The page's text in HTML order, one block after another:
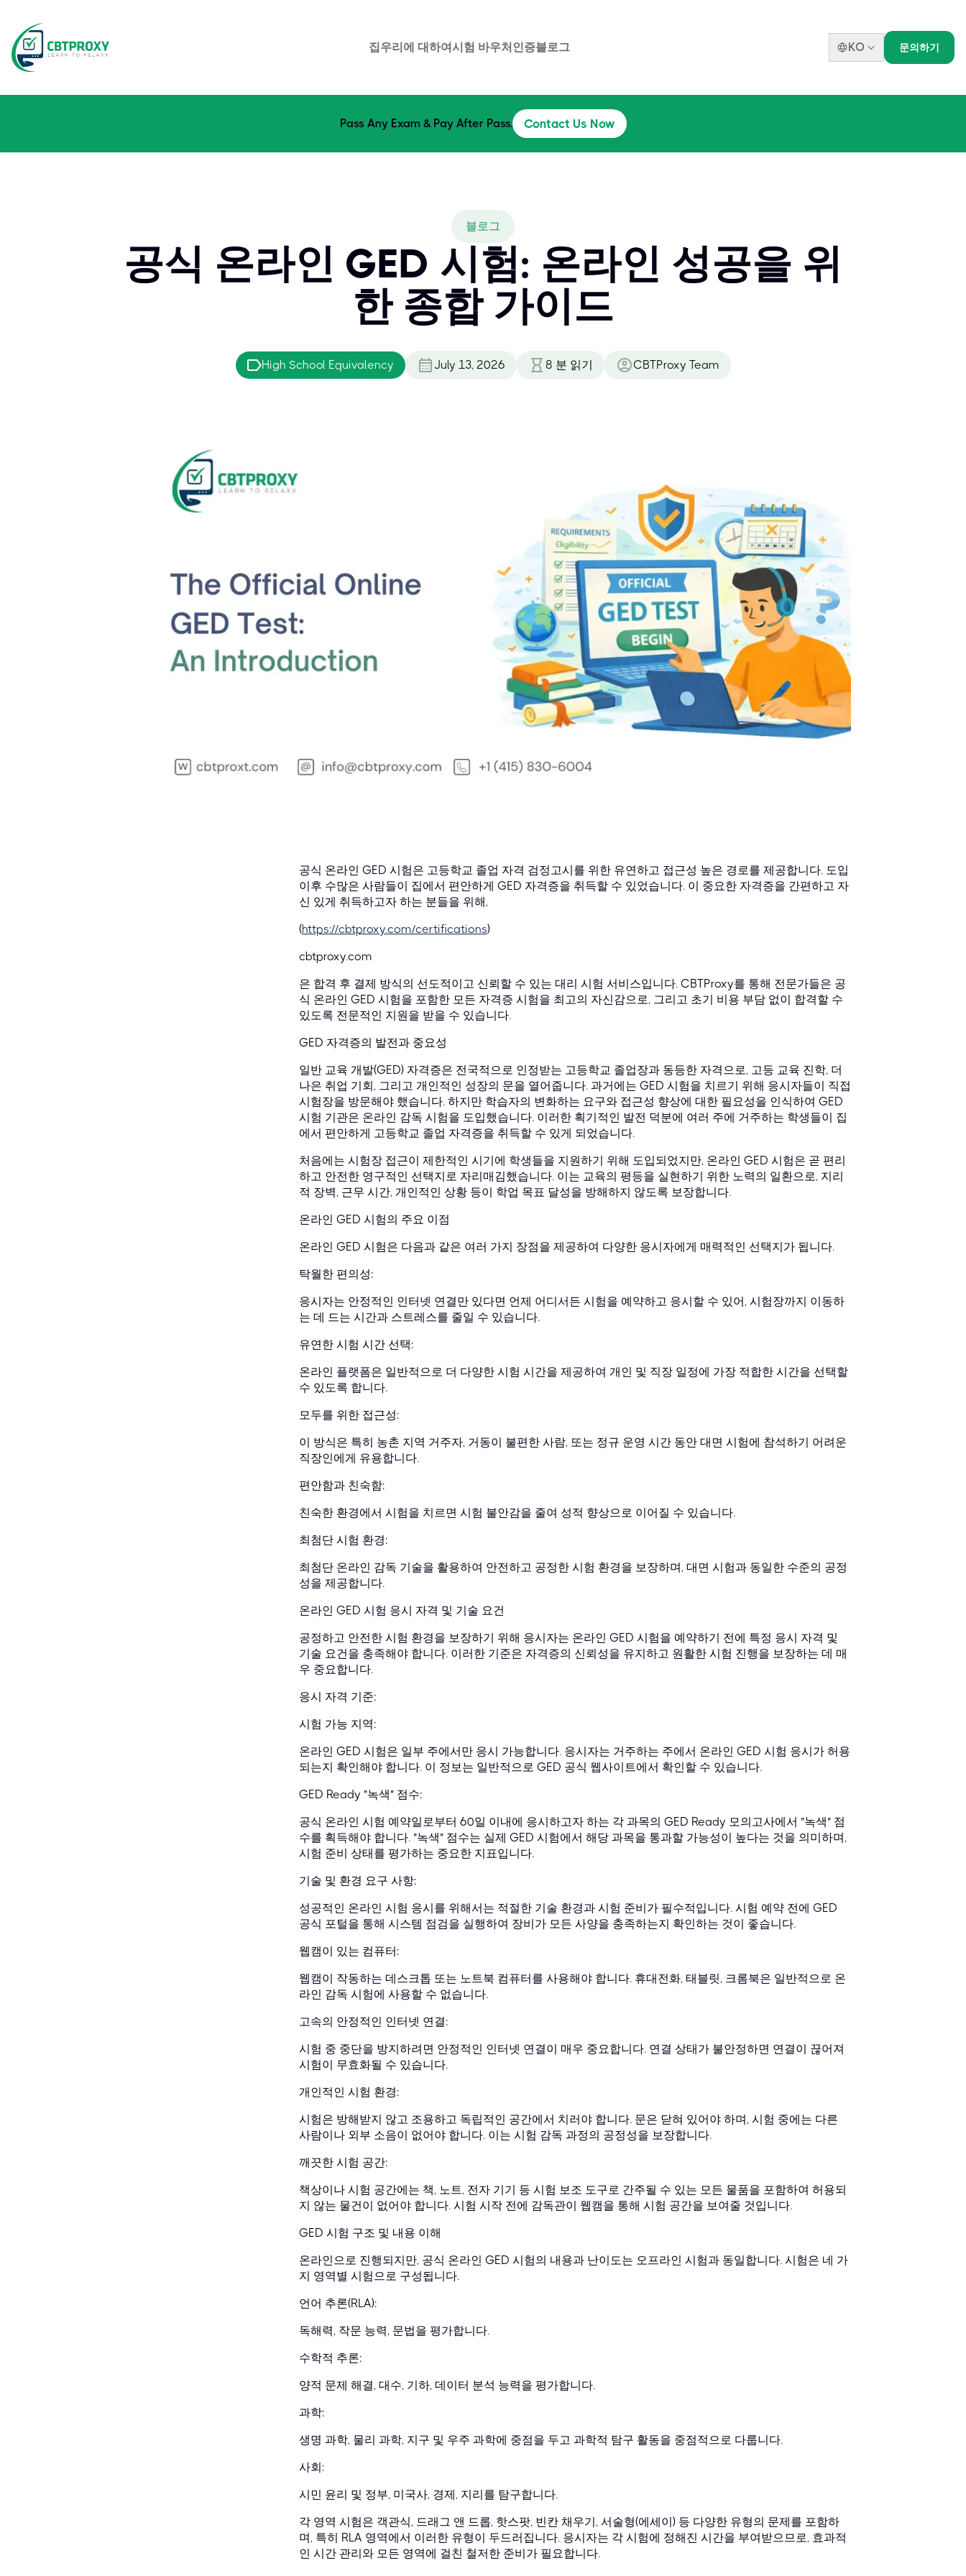
집우리에 대하여시험 바우처 인증블로그 KO 문의하기
Pass Any Exam & Pay After Pass. Contact Us Now
블로그
공식 온라인 GED 시험: 온라인 성공을 위
한 종합 가이드
High School Equivalency July 13, 2026 8 분 읽기 CBTProxy Team
공식 온라인 GED 시험은 고등학교 졸업 자격 검정고시를 위한 유연하고 접근성 높은 경로를 제공합니다. 도입
이후 수많은 사람들이 집에서 편안하게 GED 자격증을 취득할 수 있었습니다. 이 중요한 자격증을 간편하고 자
신 있게 취득하고자 하는 분들을 위해,
(https://cbtproxy.com/certifications)
cbtproxy.com
은 합격 후 결제 방식의 선도적이고 신뢰할 수 있는 대리 시험 서비스입니다. CBTProxy를 통해 전문가들은 공
식 온라인 GED 시험을 포함한 모든 자격증 시험을 최고의 자신감으로, 그리고 초기 비용 부담 없이 합격할 수
있도록 전문적인 지원을 받을 수 있습니다.
GED 자격증의 발전과 중요성
일반 교육 개발(GED) 자격증은 전국적으로 인정받는 고등학교 졸업장과 동등한 자격으로, 고등 교육 진학, 더
나은 취업 기회, 그리고 개인적인 성장의 문을 열어줍니다. 과거에는 GED 시험을 치르기 위해 응시자들이 직접
시험장을 방문해야 했습니다. 하지만 학습자의 변화하는 요구와 접근성 향상에 대한 필요성을 인식하여 GED
시험 기관은 온라인 감독 시험을 도입했습니다. 이러한 획기적인 발전 덕분에 여러 주에 거주하는 학생들이 집
에서 편안하게 고등학교 졸업 자격증을 취득할 수 있게 되었습니다.
처음에는 시험장 접근이 제한적인 시기에 학생들을 지원하기 위해 도입되었지만, 온라인 GED 시험은 곧 편리
하고 안전한 영구적인 선택지로 자리매김했습니다. 이는 교육의 평등을 실현하기 위한 노력의 일환으로, 지리
적 장벽, 근무 시간, 개인적인 상황 등이 학업 목표 달성을 방해하지 않도록 보장합니다.
온라인 GED 시험의 주요 이점
온라인 GED 시험은 다음과 같은 여러 가지 장점을 제공하여 다양한 응시자에게 매력적인 선택지가 됩니다.
탁월한 편의성:
응시자는 안정적인 인터넷 연결만 있다면 언제 어디서든 시험을 예약하고 응시할 수 있어, 시험장까지 이동하
는 데 드는 시간과 스트레스를 줄일 수 있습니다.
유연한 시험 시간 선택:
온라인 플랫폼은 일반적으로 더 다양한 시험 시간을 제공하여 개인 및 직장 일정에 가장 적합한 시간을 선택할
수 있도록 합니다.
모두를 위한 접근성:
이 방식은 특히 농촌 지역 거주자, 거동이 불편한 사람, 또는 정규 운영 시간 동안 대면 시험에 참석하기 어려운
직장인에게 유용합니다.
편안함과 친숙함:
친숙한 환경에서 시험을 치르면 시험 불안감을 줄여 성적 향상으로 이어질 수 있습니다.
최첨단 시험 환경:
최첨단 온라인 감독 기술을 활용하여 안전하고 공정한 시험 환경을 보장하며, 대면 시험과 동일한 수준의 공정
성을 제공합니다.
온라인 GED 시험 응시 자격 및 기술 요건
공정하고 안전한 시험 환경을 보장하기 위해 응시자는 온라인 GED 시험을 예약하기 전에 특정 응시 자격 및
기술 요건을 충족해야 합니다. 이러한 기준은 자격증의 신뢰성을 유지하고 원활한 시험 진행을 보장하는 데 매
우 중요합니다.
응시 자격 기준:
시험 가능 지역:
온라인 GED 시험은 일부 주에서만 응시 가능합니다. 응시자는 거주하는 주에서 온라인 GED 시험 응시가 허용
되는지 확인해야 합니다. 이 정보는 일반적으로 GED 공식 웹사이트에서 확인할 수 있습니다.
GED Ready "녹색" 점수:
공식 온라인 시험 예약일로부터 60일 이내에 응시하고자 하는 각 과목의 GED Ready 모의고사에서 "녹색" 점
수를 획득해야 합니다. "녹색" 점수는 실제 GED 시험에서 해당 과목을 통과할 가능성이 높다는 것을 의미하며,
시험 준비 상태를 평가하는 중요한 지표입니다.
기술 및 환경 요구 사항:
성공적인 온라인 시험 응시를 위해서는 적절한 기술 환경과 시험 준비가 필수적입니다. 시험 예약 전에 GED
공식 포털을 통해 시스템 점검을 실행하여 장비가 모든 사양을 충족하는지 확인하는 것이 좋습니다.
웹캠이 있는 컴퓨터:
웹캠이 작동하는 데스크톱 또는 노트북 컴퓨터를 사용해야 합니다. 휴대전화, 태블릿, 크롬북은 일반적으로 온
라인 감독 시험에 사용할 수 없습니다.
고속의 안정적인 인터넷 연결:
시험 중 중단을 방지하려면 안정적인 인터넷 연결이 매우 중요합니다. 연결 상태가 불안정하면 연결이 끊어져
시험이 무효화될 수 있습니다.
개인적인 시험 환경:
시험은 방해받지 않고 조용하고 독립적인 공간에서 치러야 합니다. 문은 닫혀 있어야 하며, 시험 중에는 다른
사람이나 외부 소음이 없어야 합니다. 이는 시험 감독 과정의 공정성을 보장합니다.
깨끗한 시험 공간:
책상이나 시험 공간에는 책, 노트, 전자 기기 등 시험 보조 도구로 간주될 수 있는 모든 물품을 포함하여 허용되
지 않는 물건이 없어야 합니다. 시험 시작 전에 감독관이 웹캠을 통해 시험 공간을 보여줄 것입니다.
GED 시험 구조 및 내용 이해
온라인으로 진행되지만, 공식 온라인 GED 시험의 내용과 난이도는 오프라인 시험과 동일합니다. 시험은 네 가
지 영역별 시험으로 구성됩니다.
언어 추론(RLA):
독해력, 작문 능력, 문법을 평가합니다.
수학적 추론:
양적 문제 해결, 대수, 기하, 데이터 분석 능력을 평가합니다.
과학:
생명 과학, 물리 과학, 지구 및 우주 과학에 중점을 두고 과학적 탐구 활동을 중점적으로 다룹니다.
사회:
시민 윤리 및 정부, 미국사, 경제, 지리를 탐구합니다.
각 영역 시험은 객관식, 드래그 앤 드롭, 핫스팟, 빈칸 채우기, 서술형(에세이) 등 다양한 유형의 문제를 포함하
며, 특히 RLA 영역에서 이러한 유형이 두드러집니다. 응시자는 각 시험에 정해진 시간을 부여받으므로, 효과적
인 시간 관리와 모든 영역에 걸친 철저한 준비가 필요합니다.